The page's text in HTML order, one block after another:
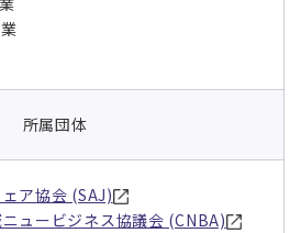
所属団体
ア協会 (SAJ)
ュービジネス協議会 (CNBA)